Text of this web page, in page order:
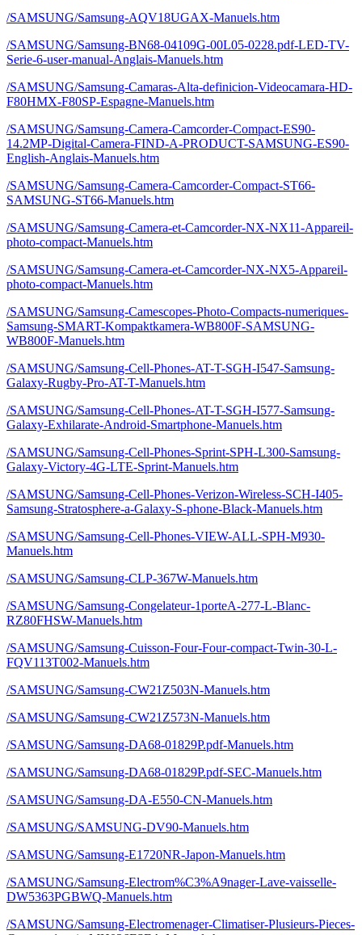
/SAMSUNG/Samsung-AQV18UGAX-Manuels.htm
/SAMSUNG/Samsung-BN68-04109G-00L05-0228.pdf-LED-TV-
Serie-6-user-manual-Anglais-Manuels.htm
/SAMSUNG/Samsung-Camaras-Alta-definicion-Videocamara-HD-
F80HMX-F80SP-Espagne-Manuels.htm
/SAMSUNG/Samsung-Camera-Camcorder-Compact-ES90-
14.2MP-Digital-Camera-FIND-A-PRODUCT-SAMSUNG-ES90-
English-Anglais-Manuels.htm
/SAMSUNG/Samsung-Camera-Camcorder-Compact-ST66-
SAMSUNG-ST66-Manuels.htm
/SAMSUNG/Samsung-Camera-et-Camcorder-NX-NX11-Appareil-
photo-compact-Manuels.htm
/SAMSUNG/Samsung-Camera-et-Camcorder-NX-NX5-Appareil-
photo-compact-Manuels.htm
/SAMSUNG/Samsung-Camescopes-Photo-Compacts-numeriques-
Samsung-SMART-Kompaktkamera-WB800F-SAMSUNG-
WB800F-Manuels.htm
/SAMSUNG/Samsung-Cell-Phones-AT-T-SGH-I547-Samsung-
Galaxy-Rugby-Pro-AT-T-Manuels.htm
/SAMSUNG/Samsung-Cell-Phones-AT-T-SGH-I577-Samsung-
Galaxy-Exhilarate-Android-Smartphone-Manuels.htm
/SAMSUNG/Samsung-Cell-Phones-Sprint-SPH-L300-Samsung-
Galaxy-Victory-4G-LTE-Sprint-Manuels.htm
/SAMSUNG/Samsung-Cell-Phones-Verizon-Wireless-SCH-I405-
Samsung-Stratosphere-a-Galaxy-S-phone-Black-Manuels.htm
/SAMSUNG/Samsung-Cell-Phones-VIEW-ALL-SPH-M930-
Manuels.htm
/SAMSUNG/Samsung-CLP-367W-Manuels.htm
/SAMSUNG/Samsung-Congelateur-1porteA-277-L-Blanc-
RZ80FHSW-Manuels.htm
/SAMSUNG/Samsung-Cuisson-Four-Four-compact-Twin-30-L-
FQV113T002-Manuels.htm
/SAMSUNG/Samsung-CW21Z503N-Manuels.htm
/SAMSUNG/Samsung-CW21Z573N-Manuels.htm
/SAMSUNG/Samsung-DA68-01829P.pdf-Manuels.htm
/SAMSUNG/Samsung-DA68-01829P.pdf-SEC-Manuels.htm
/SAMSUNG/Samsung-DA-E550-CN-Manuels.htm
/SAMSUNG/SAMSUNG-DV90-Manuels.htm
/SAMSUNG/Samsung-E1720NR-Japon-Manuels.htm
/SAMSUNG/Samsung-Electrom%C3%A9nager-Lave-vaisselle-
DW5363PGBWQ-Manuels.htm
/SAMSUNG/Samsung-Electromenager-Climatiser-Plusieurs-Pieces-